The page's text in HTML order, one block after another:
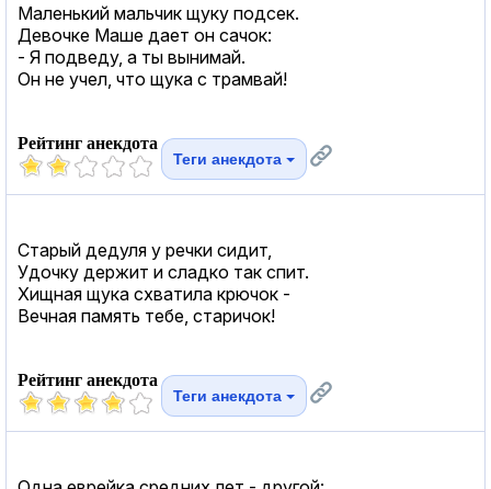
Маленький мальчик щуку подсек.
Девочке Маше дает он сачок:
- Я подведу, а ты вынимай.
Он не учел, что щука с трамвай!
Рейтинг анекдота
Теги анекдота
Старый дедуля у речки сидит,
Удочку держит и сладко так спит.
Хищная щука схватила крючок -
Вечная память тебе, старичок!
Рейтинг анекдота
Теги анекдота